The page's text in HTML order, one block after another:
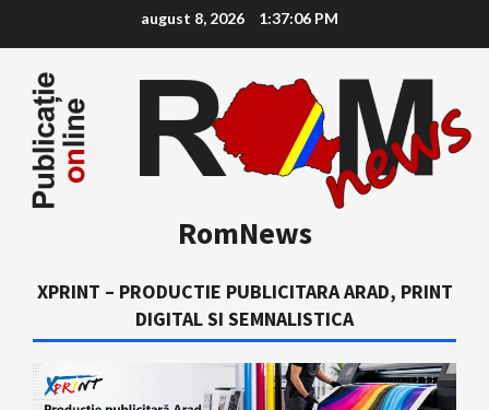
content
august 8, 2026 1:37:07 PM
RomNews
XPRINT – PRODUCTIE PUBLICITARA ARAD, PRINT
DIGITAL SI SEMNALISTICA